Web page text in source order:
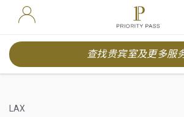
查找贵宾室及更多服
LAX